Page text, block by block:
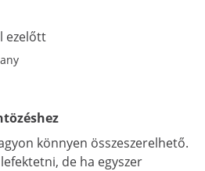
ezelőtt
könnyen összeszerelhető.
de ha egyszer